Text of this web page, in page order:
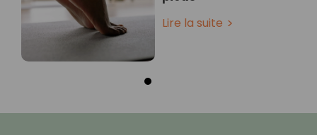
Lire la suite